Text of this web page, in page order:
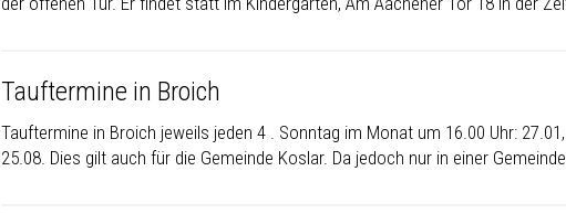
Tauftermine in Broich
Tauftermine in Broich jeweils jeden 4 . Sonntag im Monat um 16.00 Uhr:
25.08. Dies gilt auch für die Gemeinde Koslar. Da jedoch nur in einer